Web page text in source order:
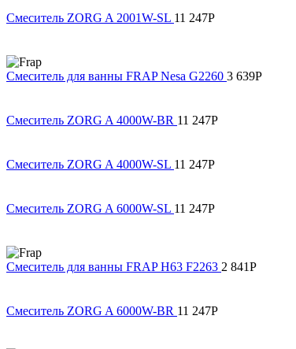
Смеситель ZORG A 2001W-SL 11 247Р
Смеситель для ванны FRAP Nesa G2260 3 639Р
Смеситель ZORG A 4000W-BR 11 247Р
Смеситель ZORG A 4000W-SL 11 247Р
Смеситель ZORG A 6000W-SL 11 247Р
Смеситель для ванны FRAP H63 F2263 2 841Р
Смеситель ZORG A 6000W-BR 11 247Р